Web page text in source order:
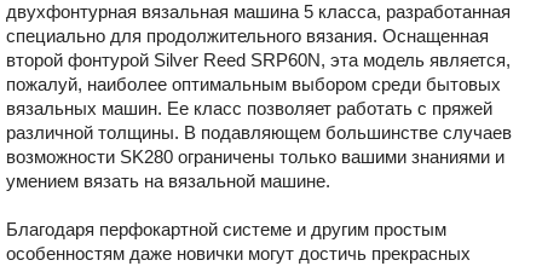
двухфонтурная вязальная машина 5 класса, разработанная
специально для продолжительного вязания. Оснащенная
второй фонтурой Silver Reed SRP60N, эта модель является,
пожалуй, наиболее оптимальным выбором среди бытовых
вязальных машин. Ее класс позволяет работать с пряжей
различной толщины. В подавляющем большинстве случаев
возможности SK280 ограничены только вашими знаниями и
умением вязать на вязальной машине.
Благодаря перфокартной системе и другим простым
особенностям даже новички могут достичь прекрасных